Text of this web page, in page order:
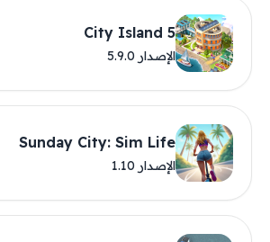
City Island 5
الإصدار 5.9.0
Sunday City: Sim Life
الإصدار 1.10